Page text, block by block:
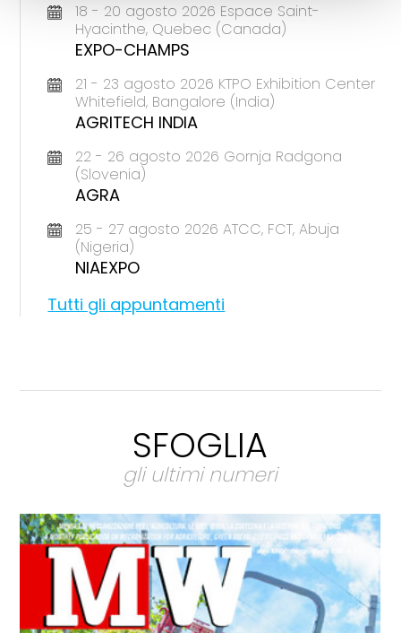
18 - 20 agosto 2026 Espace Saint-
Hyacinthe, Quebec (Canada)
EXPO-CHAMPS
21 - 23 agosto 2026 KTPO Exhibition Center
Whitefield, Bangalore (India)
AGRITECH INDIA
22 - 26 agosto 2026 Gornja Radgona
(Slovenia)
AGRA
25 - 27 agosto 2026 ATCC, FCT, Abuja
(Nigeria)
NIAEXPO
Tutti gli appuntamenti
SFOGLIA
gli ultimi numeri